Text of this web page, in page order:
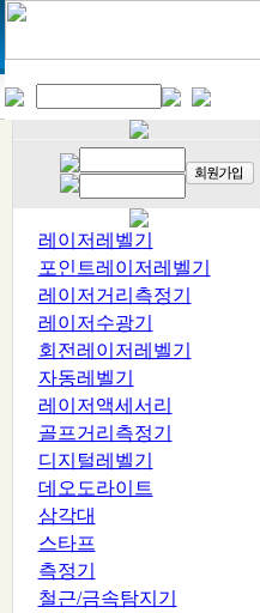
레이저레벨기
포인트레이저레벨기
레이저거리측정기
레이저수광기
회전레이저레벨기
자동레벨기
레이저액세서리
골프거리측정기
디지털레벨기
데오도라이트
삼각대
스타프
측정기
철근/금속탐지기